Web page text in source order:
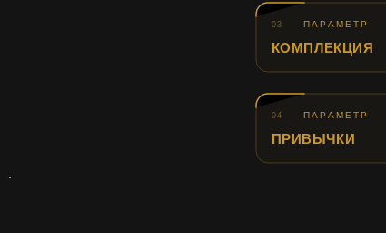
03 ПАРАМЕТР
КОМПЛЕКЦИЯ
04 ПАРАМЕТР
ПРИВЫЧКИ